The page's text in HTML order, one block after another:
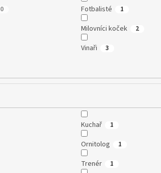
0 Fotbalisté 1
Milovníci koček 2
Vinaři 3
Kuchař 1
Ornitolog 1
Trenér 1